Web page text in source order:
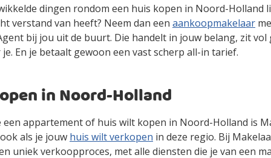
dingen rondom een huis kopen in Noord-Holland
verstand van heeft? Neem dan een aankoopmakelaar
bij jou uit de buurt. Die handelt in jouw belang, zit vol
En je betaalt gewoon een vast scherp all-in tarief.
in Noord-Holland
een appartement of huis wilt kopen in Noord-Holland is
als je jouw huis wilt verkopen in deze regio. Bij
uniek verkoopproces, met alle diensten die je van een